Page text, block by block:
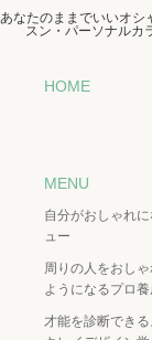
あなたのままでいいオ
スン・パーソナルカ
HOME
MENU
自分がおしゃれ
ュー
周りの人をおし
ようになるプロ
才能を診断でき